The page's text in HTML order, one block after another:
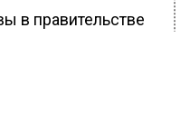
в правительстве